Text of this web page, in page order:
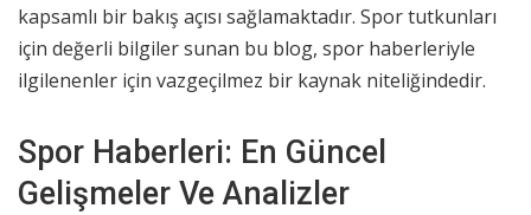
kapsamlı bir bakış açısı sağlamaktadır. Spor tutkunları
için değerli bilgiler sunan bu blog, spor haberleriyle
ilgilenenler için vazgeçilmez bir kaynak niteliğindedir.
Spor Haberleri: En Güncel
Gelişmeler Ve Analizler